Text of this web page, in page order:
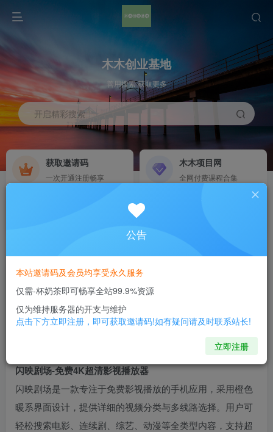
木木创业基地
善用搜索 获取更多
开启精彩搜索
获取邀请码
一次开通注册畅享
木木项目网
全网付费课程合集
闪映剧场短剧 手机端4K影视 下载v2.0.0 最新破解
版
木木 关注 私信
100 7
​闪映剧场-免费4K超清影视播放器​
闪映剧场是一款专注于免费影视播放的手机应用，采用橙色
暖系界面设计，提供详细的视频分类与多线路选择。用户可
轻松搜索电影、连续剧、综艺、动漫等全类型内容，支持超
公告
本站邀请码及会员均享受永久服务
仅需-杯奶茶即可畅享全站99.9%资源
仅为维持服务器的开支与维护
点击下方立即注册，即可获取邀请码!如有疑问请及时联系站长!
立即注册